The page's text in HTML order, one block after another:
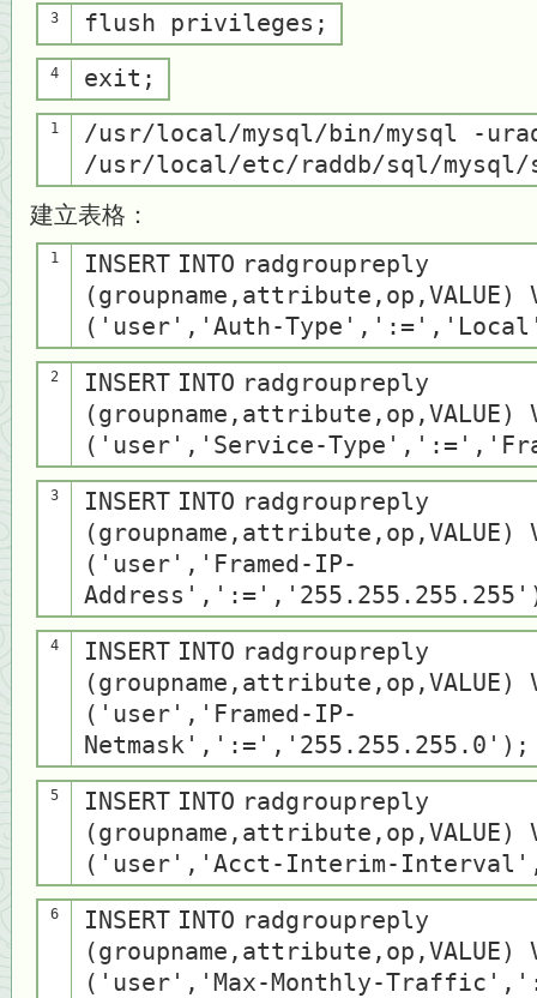
3 flush privileges ;
4 exit;
1 /usr/local/mysql/bin/mysql -
/usr/local/etc/raddb/sql/mysql/
建立表格：
1 INSERT INTO radgroupreply
(groupname,attribute,op,VALUE)
( 'user' , 'Auth-Type' , ':=' ,
2 INSERT INTO radgroupreply
(groupname,attribute,op,VALUE)
( 'user' , 'Service-Type' , ':=' ,
3 INSERT INTO radgroupreply
(groupname,attribute,op,VALUE)
( 'user' , 'Framed-IP-
Address' , ':=' , '255.255.255.255'
4 INSERT INTO radgroupreply
(groupname,attribute,op,VALUE)
( 'user' , 'Framed-IP-
Netmask' , ':=' , '255.255.255.0' );
5 INSERT INTO radgroupreply
(groupname,attribute,op,VALUE)
( 'user' , 'Acct-Interim-Interval'
6 INSERT INTO radgroupreply
(groupname,attribute,op,VALUE)
( 'user' , 'Max-Monthly-Traffic' ,